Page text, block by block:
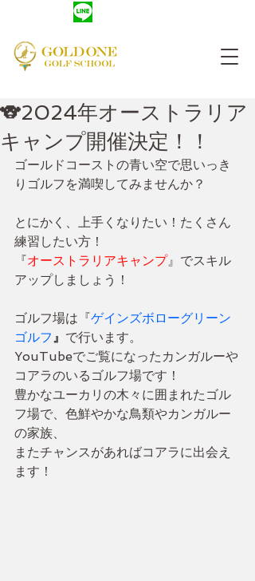
🐨2024年オーストラリア
キャンプ開催決定！！
ゴールドコーストの青い空で思いっき
りゴルフを満喫してみませんか？
とにかく、上手くなりたい！たくさん
練習したい方！
『オーストラリアキャンプ』でスキル
アップしましょう！
ゴルフ場は『ゲインズボローグリーン
ゴルフ』 で行います。
YouTubeでご覧になったカンガルーや
コアラのいるゴルフ場です！
豊かなユーカリの木々に囲まれたゴル
フ場で、色鮮やかな鳥類やカンガルー
の家族、
またチャンスがあればコアラに出会え
ます！